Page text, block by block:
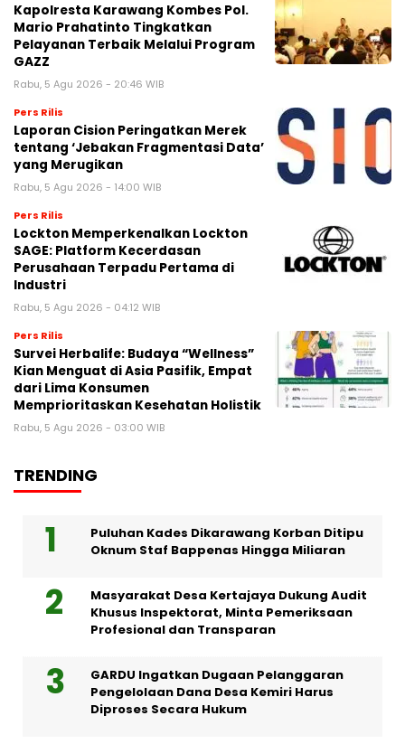
Kapolresta Karawang Kombes Pol.
Mario Prahatinto Tingkatkan
Pelayanan Terbaik Melalui Program
GAZZ
Rabu, 5 Agu 2026 - 20:46 WIB
Pers Rilis
Laporan Cision Peringatkan Merek
tentang ‘Jebakan Fragmentasi Data’
yang Merugikan
Rabu, 5 Agu 2026 - 14:00 WIB
Pers Rilis
Lockton Memperkenalkan Lockton
SAGE: Platform Kecerdasan
Perusahaan Terpadu Pertama di
Industri
Rabu, 5 Agu 2026 - 04:12 WIB
Pers Rilis
Survei Herbalife: Budaya “Wellness”
Kian Menguat di Asia Pasifik, Empat
dari Lima Konsumen
Memprioritaskan Kesehatan Holistik
Rabu, 5 Agu 2026 - 03:00 WIB
TRENDING
Puluhan Kades Dikarawang Korban Ditipu
Oknum Staf Bappenas Hingga Miliaran
Masyarakat Desa Kertajaya Dukung Audit
Khusus Inspektorat, Minta Pemeriksaan
Profesional dan Transparan
GARDU Ingatkan Dugaan Pelanggaran
Pengelolaan Dana Desa Kemiri Harus
Diproses Secara Hukum